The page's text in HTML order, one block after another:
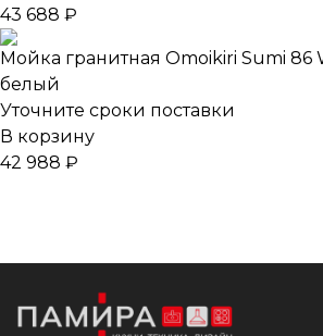
43 688 ₽
Мойка гранитная Omoikiri Sumi 86
белый
Уточните сроки поставки
В корзину
42 988 ₽